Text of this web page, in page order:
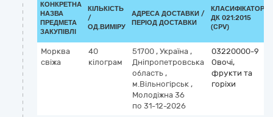
КОНКРЕТНА
НАЗВА
ПРЕДМЕТА
ЗАКУПІВЛІ
КІЛЬКІСТЬ
/
ОД.ВИМІРУ
АДРЕСА ДОСТАВКИ /
ПЕРІОД ДОСТАВКИ
КЛАСИФІКАТОР
ДК 021:2015
(CPV)
Морква
свіжа
40
кілограм
51700 , Україна ,
Дніпропетровська
область ,
м.Вільногірськ ,
Молодіжна 36
по 31-12-2026
03220000-9
Овочі,
фрукти та
горіхи